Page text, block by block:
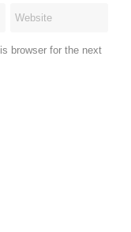
browser for the next